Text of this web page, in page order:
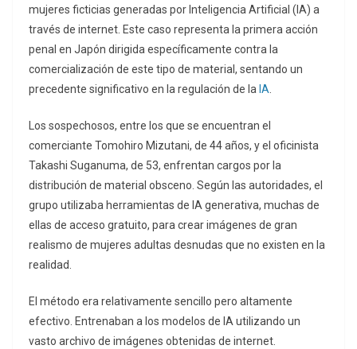
mujeres ficticias generadas por Inteligencia Artificial (IA) a
través de internet. Este caso representa la primera acción
penal en Japón dirigida específicamente contra la
comercialización de este tipo de material, sentando un
precedente significativo en la regulación de la IA
Los sospechosos, entre los que se encuentran el
comerciante Tomohiro Mizutani, de 44 años, y el oficinista
Takashi Suganuma, de 53, enfrentan cargos por la
distribución de material obsceno. Según las autoridades, el
grupo utilizaba herramientas de IA generativa, muchas de
ellas de acceso gratuito, para crear imágenes de gran
realismo de mujeres adultas desnudas que no existen en la
realidad.
El método era relativamente sencillo pero altamente
efectivo. Entrenaban a los modelos de IA utilizando un
vasto archivo de imágenes obtenidas de internet.